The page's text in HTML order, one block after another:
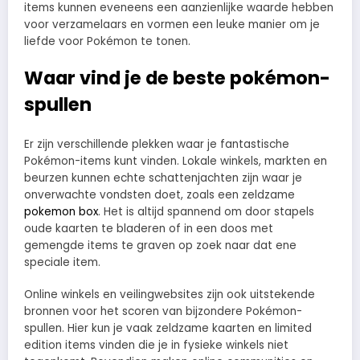
items kunnen eveneens een aanzienlijke waarde hebben
voor verzamelaars en vormen een leuke manier om je
liefde voor Pokémon te tonen.
Waar vind je de beste pokémon-
spullen
Er zijn verschillende plekken waar je fantastische
Pokémon-items kunt vinden. Lokale winkels, markten en
beurzen kunnen echte schattenjachten zijn waar je
onverwachte vondsten doet, zoals een zeldzame
pokemon box. Het is altijd spannend om door stapels
oude kaarten te bladeren of in een doos met
gemengde items te graven op zoek naar dat ene
speciale item.
Online winkels en veilingwebsites zijn ook uitstekende
bronnen voor het scoren van bijzondere Pokémon-
spullen. Hier kun je vaak zeldzame kaarten en limited
edition items vinden die je in fysieke winkels niet